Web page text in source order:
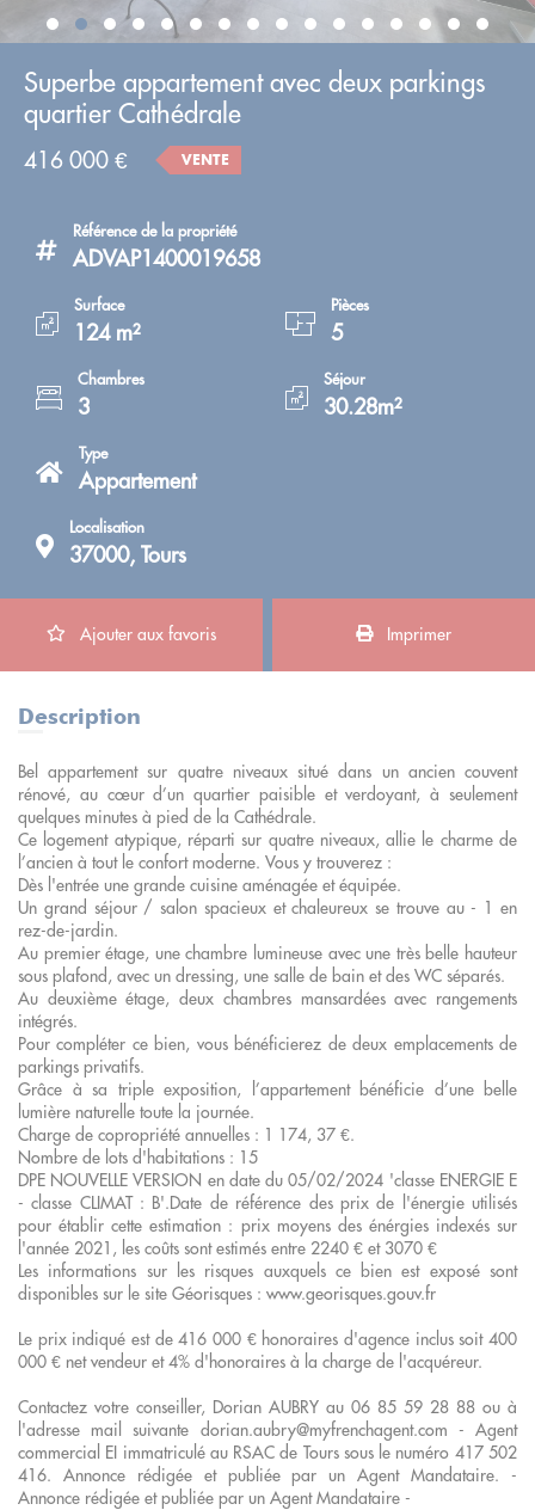
Superbe appartement avec deux parkings
quartier Cathédrale
416 000 € VENTE
Référence de la propriété
ADVAP1400019658
Surface
124 m²
Pièces
5
Chambres
3
Séjour
30.28m²
Type
Appartement
Localisation
37000, Tours
Ajouter aux favoris Imprimer
Description
Bel appartement sur quatre niveaux situé dans un ancien couvent
rénové, au cœur d’un quartier paisible et verdoyant, à seulement
quelques minutes à pied de la Cathédrale.
Ce logement atypique, réparti sur quatre niveaux, allie le charme de
l’ancien à tout le confort moderne. Vous y trouverez :
Dès l'entrée une grande cuisine aménagée et équipée.
Un grand séjour / salon spacieux et chaleureux se trouve au - 1 en
rez-de-jardin.
Au premier étage, une chambre lumineuse avec une très belle hauteur
sous plafond, avec un dressing, une salle de bain et des WC séparés.
Au deuxième étage, deux chambres mansardées avec rangements
intégrés.
Pour compléter ce bien, vous bénéficierez de deux emplacements de
parkings privatifs.
Grâce à sa triple exposition, l’appartement bénéficie d’une belle
lumière naturelle toute la journée.
Charge de copropriété annuelles : 1 174, 37 €.
Nombre de lots d'habitations : 15
DPE NOUVELLE VERSION en date du 05/02/2024 'classe ENERGIE E
- classe CLIMAT : B'.Date de référence des prix de l'énergie utilisés
pour établir cette estimation : prix moyens des énérgies indexés sur
l'année 2021, les coûts sont estimés entre 2240 € et 3070 €
Les informations sur les risques auxquels ce bien est exposé sont
disponibles sur le site Géorisques : www.georisques.gouv.fr
Le prix indiqué est de 416 000 € honoraires d'agence inclus soit 400
000 € net vendeur et 4% d'honoraires à la charge de l'acquéreur.
Contactez votre conseiller, Dorian AUBRY au 06 85 59 28 88 ou à
l'adresse mail suivante dorian.aubry@myfrenchagent.com - Agent
commercial EI immatriculé au RSAC de Tours sous le numéro 417 502
416. Annonce rédigée et publiée par un Agent Mandataire. -
Annonce rédigée et publiée par un Agent Mandataire -